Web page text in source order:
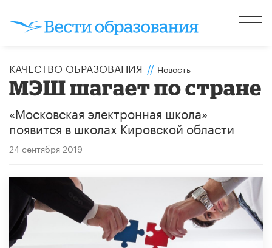
КАЧЕСТВО ОБРАЗОВАНИЯ // Новость
МЭШ шагает по стране
«Московская электронная школа»
появится в школах Кировской области
24 сентября 2019